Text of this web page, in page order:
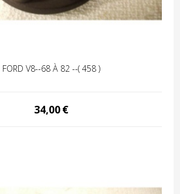
FORD V8--68 À 82 --( 458 )
34,00€